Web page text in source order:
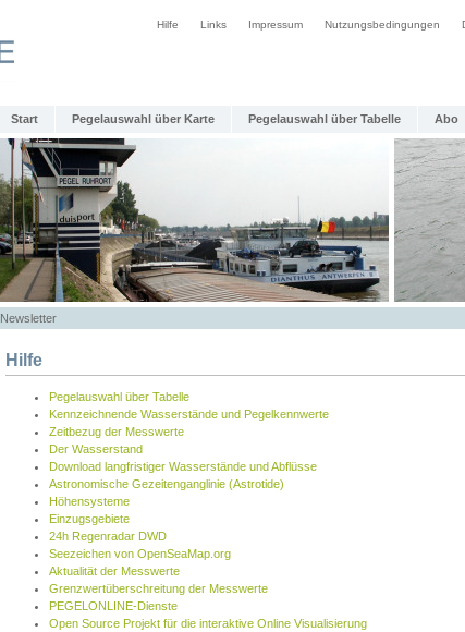
Hilfe Links Impressum Nutzungsbedingungen
Start Pegelauswahl über Karte Pegelauswahl über Tabelle Abo
Newsletter
Hilfe
Pegelauswahl über Tabelle
Kennzeichnende Wasserstände und Pegelkennwerte
Zeitbezug der Messwerte
Der Wasserstand
Download langfristiger Wasserstände und Abflüsse
Astronomische Gezeitenganglinie (Astrotide)
Höhensysteme
Einzugsgebiete
24h Regenradar DWD
Seezeichen von OpenSeaMap.org
Aktualität der Messwerte
Grenzwertüberschreitung der Messwerte
PEGELONLINE-Dienste
Open Source Projekt für die interaktive Online Visualisierung